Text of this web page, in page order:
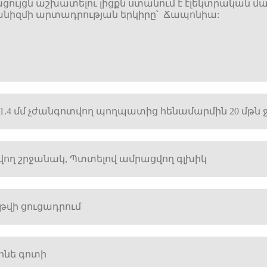
աշխատելու լիցքն ստանում է էլեկտրական
արտադրության երկիրը՝ Ճապոնիա:
մմ չժանգոտվող պողպատից հենամարմին 20 մթն
շրջանակ, Պտտելով ամրացվող գլխիկ
ցուցադրում
գոտի